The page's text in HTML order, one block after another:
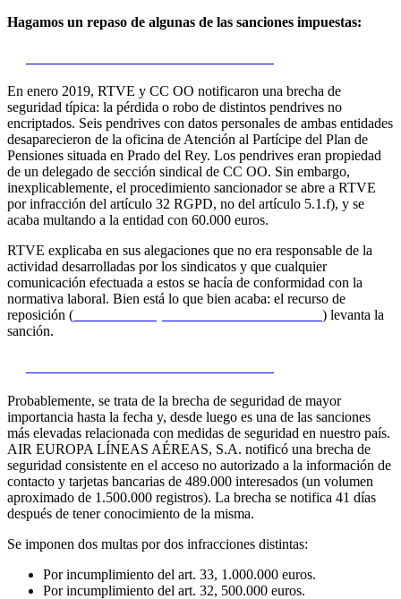
Hagamos un repaso de algunas de las sanciones impuestas:
En enero 2019, RTVE y CC OO notificaron una brecha de
seguridad típica: la pérdida o robo de distintos pendrives no
encriptados. Seis pendrives con datos personales de ambas entidades
desaparecieron de la oficina de Atención al Partícipe del Plan de
Pensiones situada en Prado del Rey. Los pendrives eran propiedad
de un delegado de sección sindical de CC OO. Sin embargo,
inexplicablemente, el procedimiento sancionador se abre a RTVE
por infracción del artículo 32 RGPD, no del artículo 5.1.f), y se
acaba multando a la entidad con 60.000 euros.
RTVE explicaba en sus alegaciones que no era responsable de la
actividad desarrolladas por los sindicatos y que cualquier
comunicación efectuada a estos se hacía de conformidad con la
normativa laboral. Bien está lo que bien acaba: el recurso de
reposición (
) levanta la
sanción.
Probablemente, se trata de la brecha de seguridad de mayor
importancia hasta la fecha y, desde luego es una de las sanciones
más elevadas relacionada con medidas de seguridad en nuestro país.
AIR EUROPA LÍNEAS AÉREAS, S.A. notificó una brecha de
seguridad consistente en el acceso no autorizado a la información de
contacto y tarjetas bancarias de 489.000 interesados (un volumen
aproximado de 1.500.000 registros). La brecha se notifica 41 días
después de tener conocimiento de la misma.
Se imponen dos multas por dos infracciones distintas:
Por incumplimiento del art. 33, 1.000.000 euros.
Por incumplimiento del art. 32, 500.000 euros.